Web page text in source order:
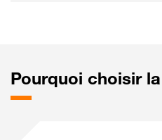
Pourquoi choisir